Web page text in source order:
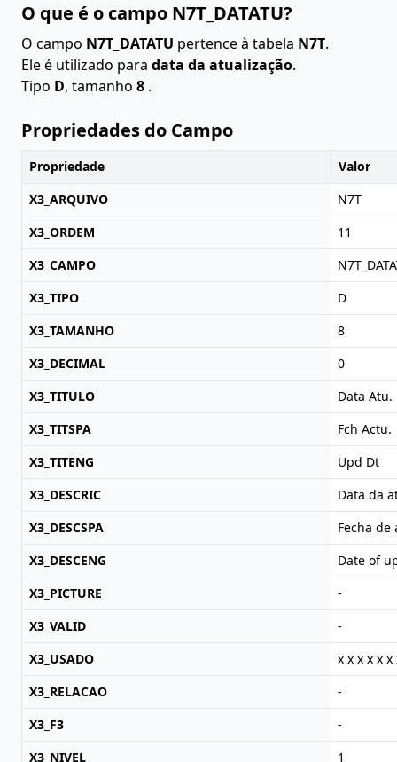
O que é o campo N7T_DATATU?
O campo N7T_DATATU pertence à tabela N7T.
Ele é utilizado para data da atualização.
Tipo D, tamanho 8 .
Propriedades do Campo
Propriedade
Valor
X3_ARQUIVO
N7T
X3_ORDEM
11
X3_CAMPO
X3_TIPO
D
X3_TAMANHO
8
X3_DECIMAL
0
X3_TITULO
Data Atu.
X3_TITSPA
Fch Actu.
X3_TITENG
Upd Dt
X3_DESCRIC
Data da
X3_DESCSPA
Fecha de
X3_DESCENG
Date of
X3_PICTURE
-
X3_VALID
-
X3_USADO
x x x x x x
X3_RELACAO
-
X3_F3
-
X3_NIVEL
1